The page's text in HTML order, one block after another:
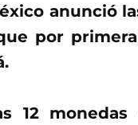
anunció
por
monedas